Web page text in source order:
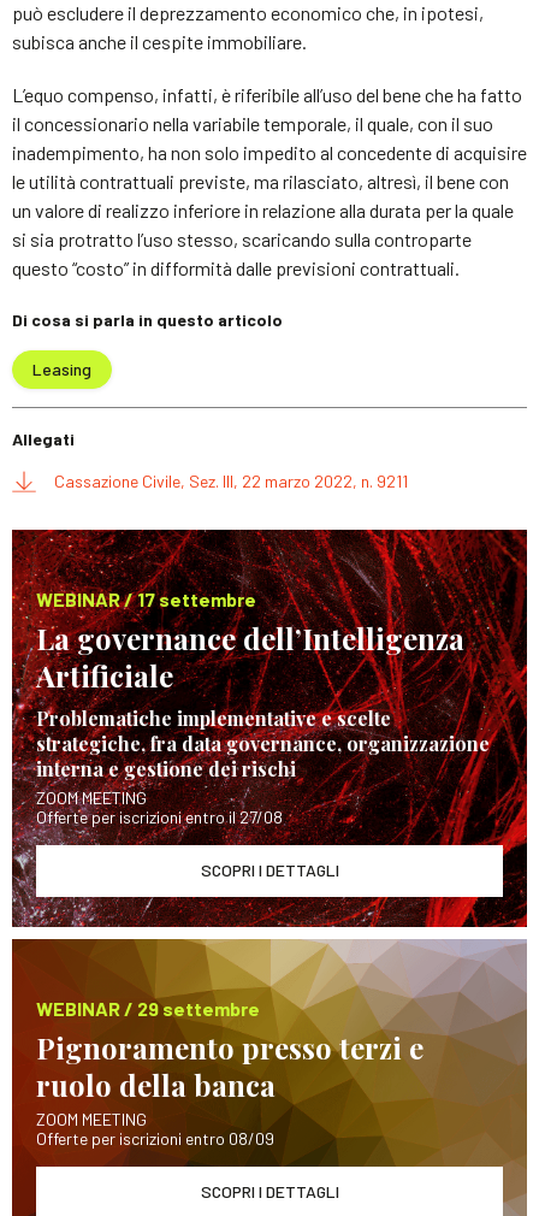
può escludere il deprezzamento economico che, in ipotesi,
subisca anche il cespite immobiliare.
L’equo compenso, infatti, è riferibile all’uso del bene che ha fatto
il concessionario nella variabile temporale, il quale, con il suo
inadempimento, ha non solo impedito al concedente di acquisire
le utilità contrattuali previste, ma rilasciato, altresì, il bene con
un valore di realizzo inferiore in relazione alla durata per la quale
si sia protratto l’uso stesso, scaricando sulla controparte
questo “costo” in difformità dalle previsioni contrattuali.
Di cosa si parla in questo articolo
Leasing
Allegati
Cassazione Civile, Sez. III, 22 marzo 2022, n. 9211
WEBINAR / 17 settembre
La governance dell’Intelligenza
Artificiale
Problematiche implementative e scelte
strategiche, fra data governance, organizzazione
interna e gestione dei rischi
ZOOM MEETING
Offerte per iscrizioni entro il 27/08
SCOPRI I DETTAGLI
WEBINAR / 29 settembre
Pignoramento presso terzi e
ruolo della banca
ZOOM MEETING
Offerte per iscrizioni entro 08/09
SCOPRI I DETTAGLI